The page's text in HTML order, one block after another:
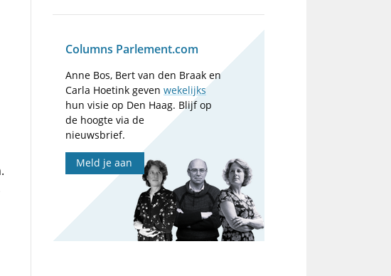
Columns Parlement.com
Anne Bos, Bert van den Braak en
Carla Hoetink gevenwekelijks
hun visie op Den Haag. Blijf op
de hoogte via de
nieuwsbrief.
Meld je aan